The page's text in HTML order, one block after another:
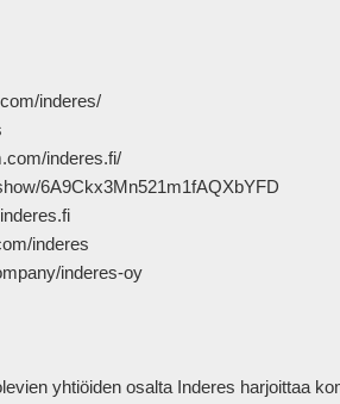
inderes/
inderes.fi/
6A9Ckx3Mn521m1fAQXbYFD
inderes
inderes-oy
yhtiöiden osalta Inderes harjoittaa